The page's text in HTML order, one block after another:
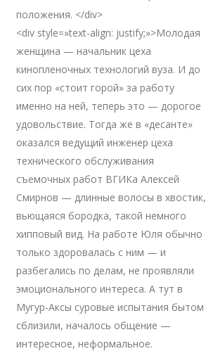
положения. </div>
<div style=»text-align: justify;»>Молодая
женщина — начальник цеха
кинопленочных технологий вуза. И до
сих пор «стоит горой» за работу
именно на ней, теперь это — дорогое
удовольствие. Тогда же в «десанте»
оказался ведущий инженер цеха
технического обслуживания
съемочных работ ВГИКа Алексей
Смирнов — длинные волосы в хвостик,
вьющаяся бородка, такой немного
хипповый вид. На работе Юля обычно
только здоровалась с ним — и
разбегались по делам, не проявляли
эмоционального интереса. А тут в
Мугур-Аксы суровые испытания бытом
сблизили, началось общение —
интересное, неформальное.